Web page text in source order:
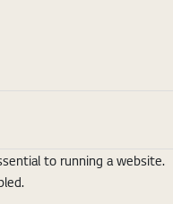
to running a website.